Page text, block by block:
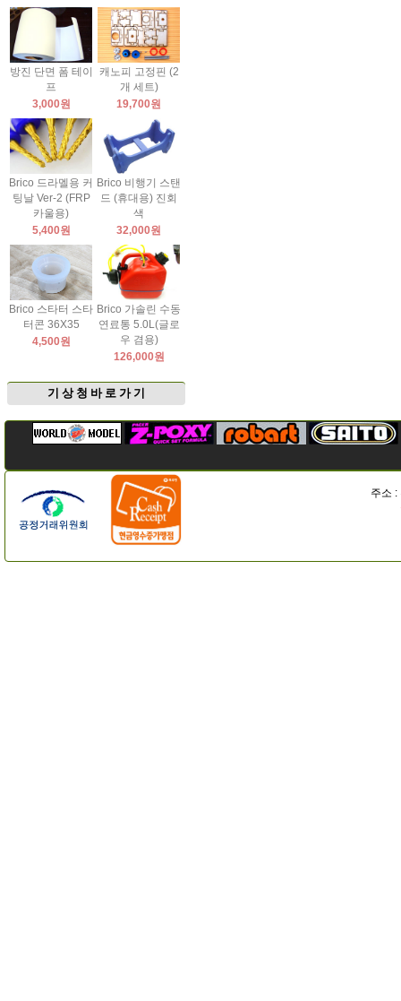
방진 단면 폼 테이
프
3,000원
캐노피 고정핀 (2
개 세트)
19,700원
Brico 드라멜용 커
팅날 Ver-2 (FRP
카울용)
5,400원
Brico 비행기 스탠
드 (휴대용) 진회
색
32,000원
Brico 스타터 스타
터콘 36X35
4,500원
Brico 가솔린 수동
연료통 5.0L(글로
우 겸용)
126,000원
기 상 청 바 로 가 기
주소